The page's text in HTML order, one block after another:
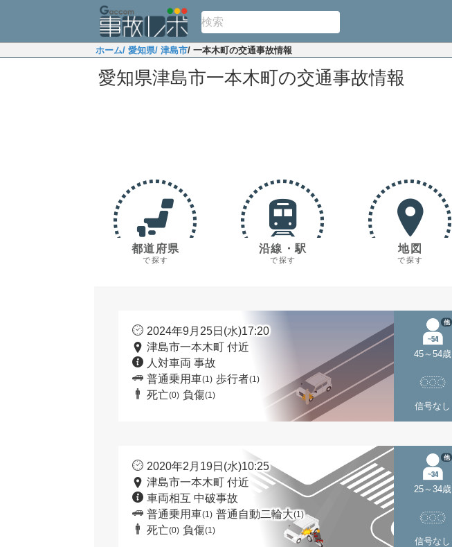
ホーム/ 愛知県/ 津島市/ 一本木町の交通事故情報
愛知県津島市一本木町の交通事故情報
都道府県
で探す
沿線・駅
で探す
地図
で探す
2024年9月25日(水)17:20
津島市一本木町 付近
人対車両 事故
普通乗用車(1) 歩行者(1)
死亡(0) 負傷(1)
45～54歳
他
信号なし
2020年2月19日(水)10:25
津島市一本木町 付近
車両相互 中破事故
普通乗用車(1) 普通自動二輪大(1)
死亡(0) 負傷(1)
25～34歳
他
信号なし